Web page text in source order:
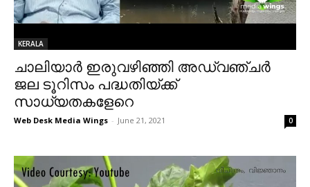
KERALA
ചാലിയാർ ഇരുവഴിഞ്ഞി അഡ്വഞ്ചർ
ജല ടൂറിസം പദ്ധതിയ്ക്ക്
സാധ്യതകളേറെ
Web Desk Media Wings - June 21, 2021 0